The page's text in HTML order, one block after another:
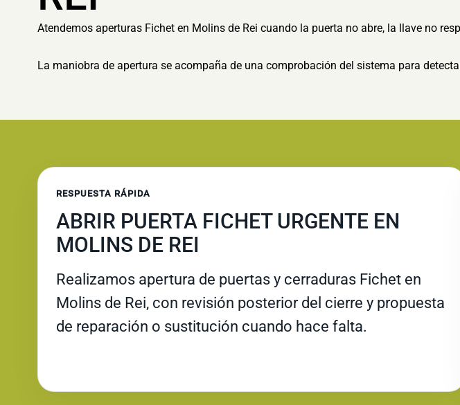
Atendemos aperturas Fichet en Molins de Rei cuando la puerta no abre, la llave no
La maniobra de apertura se acompaña de una comprobación del sistema para
RESPUESTA RÁPIDA
ABRIR PUERTA FICHET URGENTE EN
MOLINS DE REI
Realizamos apertura de puertas y cerraduras Fichet en
Molins de Rei, con revisión posterior del cierre y propuesta
de reparación o sustitución cuando hace falta.